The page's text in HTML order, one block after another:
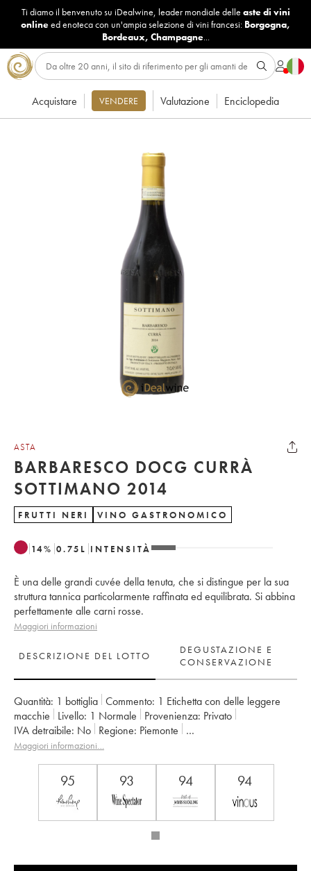
Ti diamo il benvenuto su iDealwine, leader mondiale delle aste di vini
onlineed enoteca con un'ampia selezione di vini francesi: Borgogna,
Bordeaux, Champagne...
Acquistare VENDERE Valutazione Enciclopedia
ASTA
BARBARESCO DOCG CURRÀ
SOTTIMANO 2014
FRUTTI NERI VINO GASTRONOMICO
14% 0.75 L INTENSITÀ
È una delle grandi cuvée della tenuta, che si distingue per la sua
struttura tannica particolarmente raffinata ed equilibrata. Si abbina
perfettamente alle carni rosse.
Maggiori informazioni
DESCRIZIONE DEL LOTTO
DEGUSTAZIONE E
CONSERVAZIONE
Quantità: 1 bottiglia Commento: 1 Etichetta con delle leggere
macchie
Livello: 1 Normale Provenienza:
privato
IVA detraibile:
no Regione:
Piemonte
Denominazione: Barbaresco DOCG
Maggiori informazioni…
95 93 94 94